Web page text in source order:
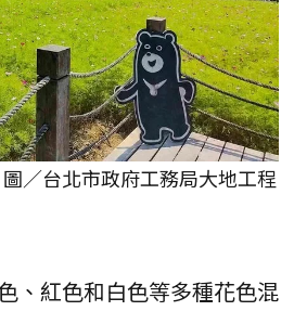
／台北市政府工務局大地工程
、紅色和白色等多種花色混